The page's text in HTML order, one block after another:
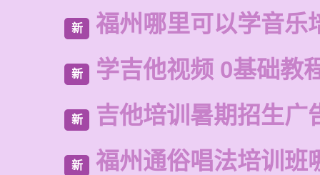
新 福州哪里可以学音乐
新 学吉他视频 0基础教
新 吉他培训暑期招生广
新 福州通俗唱法培训班